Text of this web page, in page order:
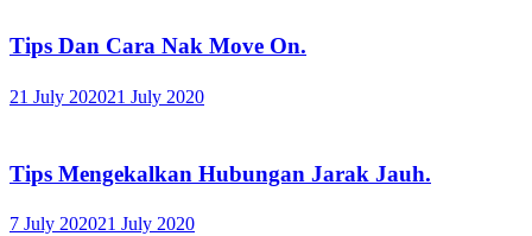
Tips Dan Cara Nak Move On.
21 July 202021 July 2020
Tips Mengekalkan Hubungan Jarak Jauh.
7 July 202021 July 2020